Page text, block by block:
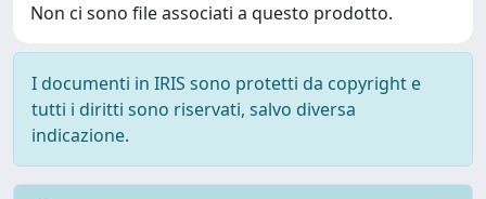
Non ci sono file associati a questo prodotto.
I documenti in IRIS sono protetti da copyright e
tutti i diritti sono riservati, salvo diversa
indicazione.